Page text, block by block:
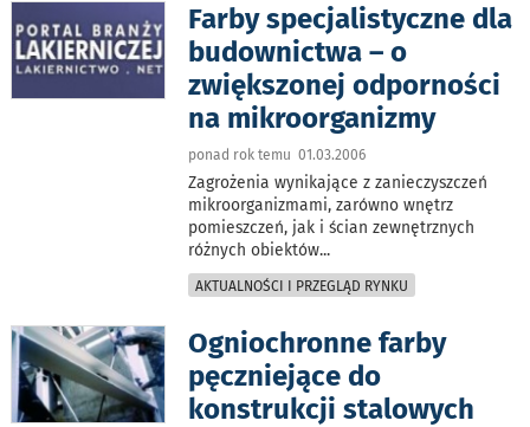
Farby specjalistyczne dla
budownictwa – o
zwiększonej odporności
na mikroorganizmy
ponad rok temu 01.03.2006
Zagrożenia wynikające z zanieczyszczeń
mikroorganizmami, zarówno wnętrz
pomieszczeń, jak i ścian zewnętrznych
różnych obiektów...
AKTUALNOŚCI I PRZEGLĄD RYNKU
Ogniochronne farby
pęczniejące do
konstrukcji stalowych